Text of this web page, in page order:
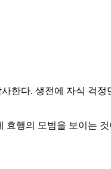
한다. 생전에 자식 걱정
효행의 모범을 보이는